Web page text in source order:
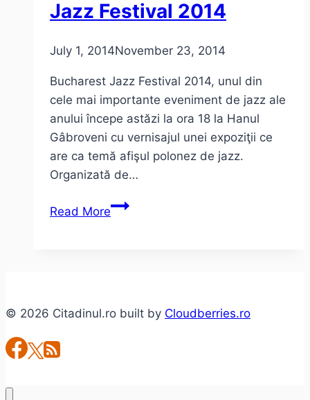
Jazz Festival 2014
July 1, 2014November 23, 2014
Bucharest Jazz Festival 2014, unul din
cele mai importante eveniment de jazz ale
anului începe astăzi la ora 18 la Hanul
Gâbroveni cu vernisajul unei expoziţii ce
are ca temă afişul polonez de jazz.
Organizată de…
Read MoreUn
2014
© 2026 Citadinul.ro built by Cloudberries.ro